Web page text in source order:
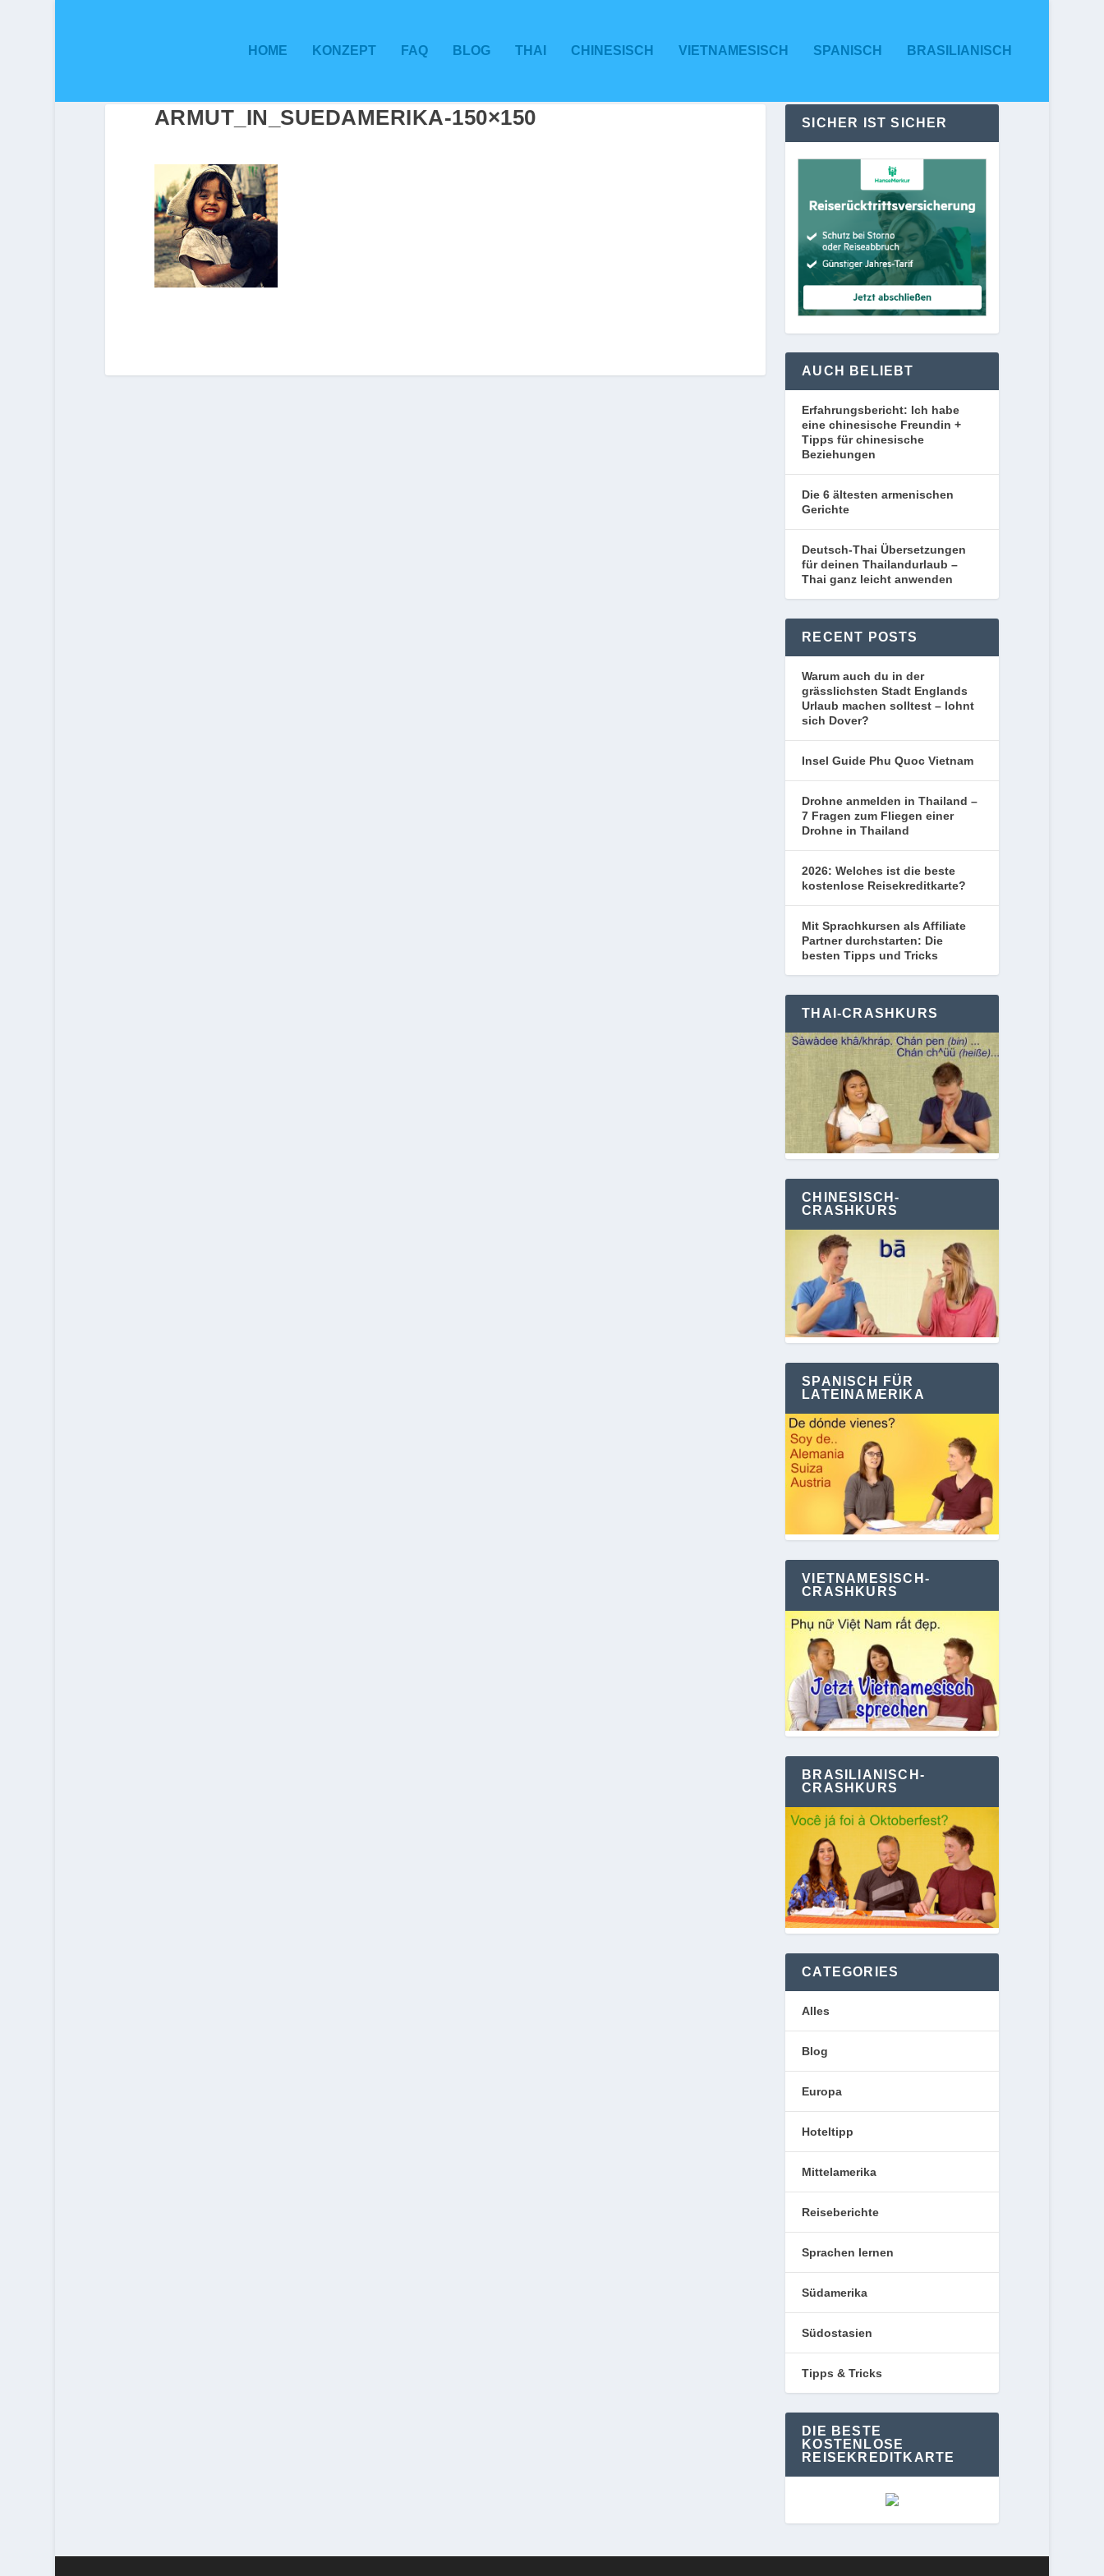
HOME KONZEPT FAQ BLOG THAI CHINESISCH VIETNAMESISCH SPANISCH BRASILIANISCH
ARMUT_IN_SUEDAMERIKA-150×150 SICHER IST SICHER
AUCH BELIEBT
Erfahrungsbericht: Ich habe
eine chinesische Freundin +
Tipps für chinesische
Beziehungen
Die 6 ältesten armenischen
Gerichte
Deutsch-Thai Übersetzungen
für deinen Thailandurlaub –
Thai ganz leicht anwenden
RECENT POSTS
Warum auch du in der
grässlichsten Stadt Englands
Urlaub machen solltest – lohnt
sich Dover?
Insel Guide Phu Quoc Vietnam
Drohne anmelden in Thailand –
7 Fragen zum Fliegen einer
Drohne in Thailand
2026: Welches ist die beste
kostenlose Reisekreditkarte?
Mit Sprachkursen als Affiliate
Partner durchstarten: Die
besten Tipps und Tricks
THAI-CRASHKURS
CHINESISCH-
CRASHKURS
SPANISCH FÜR
LATEINAMERIKA
VIETNAMESISCH-
CRASHKURS
BRASILIANISCH-
CRASHKURS
CATEGORIES
Alles
Blog
Europa
Hoteltipp
Mittelamerika
Reiseberichte
Sprachen lernen
Südamerika
Südostasien
Tipps & Tricks
DIE BESTE
KOSTENLOSE
REISEKREDITKARTE